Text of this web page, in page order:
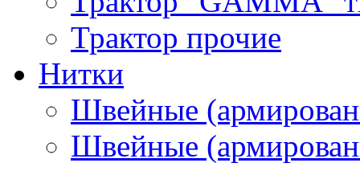
Трактор прочие
Нитки
Швейные
Швейные